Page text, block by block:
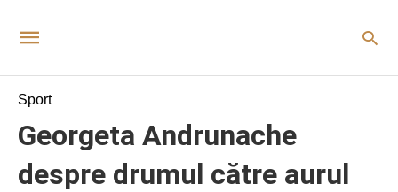
Sport
Georgeta Andrunache
despre drumul către aurul